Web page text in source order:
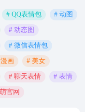
# QQ表情包 # 动图
# 动态图
# 微信表情包
画 # 美女
# 聊天表情 # 表情
官网